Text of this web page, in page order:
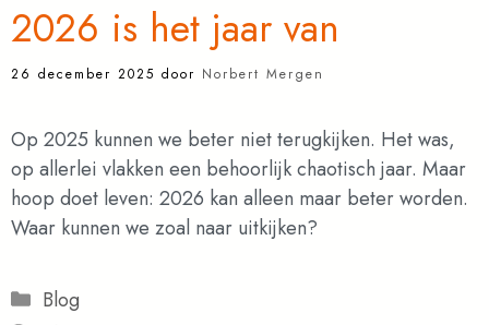
2026 is het jaar van
26 december 2025 door Norbert Mergen
Op 2025 kunnen we beter niet terugkijken. Het was,
op allerlei vlakken een behoorlijk chaotisch jaar. Maar
hoop doet leven: 2026 kan alleen maar beter worden.
Waar kunnen we zoal naar uitkijken?
Categorieën
Blog